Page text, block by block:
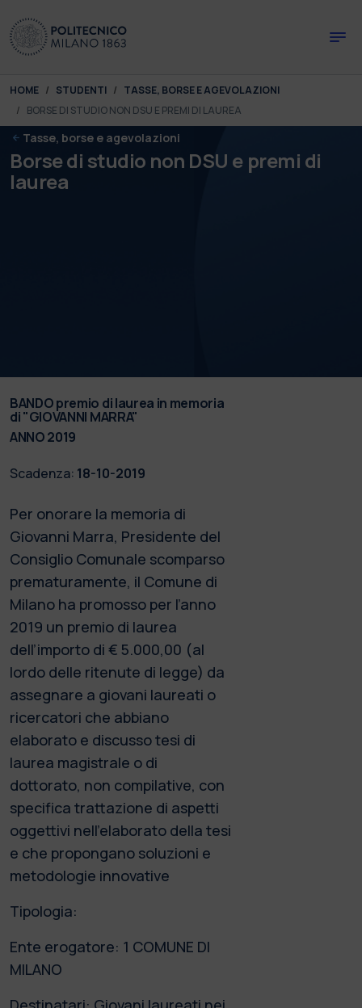
You are here:
HOME STUDENTI
TASSE, BORSE E AGEVOLAZIONI
BORSE DI STUDIO NON DSU E PREMI DI LAUREA
Tasse, borse e agevolazioni
Borse di studio non DSU e premi di
laurea
BANDO premio di laurea in memoria
di "GIOVANNI MARRA"
ANNO 2019
Scadenza: 18-10-2019
Per onorare la memoria di
Giovanni Marra, Presidente del
Consiglio Comunale scomparso
prematuramente, il Comune di
Milano ha promosso per l’anno
2019 un premio di laurea
dell’importo di € 5.000,00 (al
lordo delle ritenute di legge) da
assegnare a giovani laureati o
ricercatori che abbiano
elaborato e discusso tesi di
laurea magistrale o di
dottorato, non compilative, con
specifica trattazione di aspetti
oggettivi nell’elaborato della tesi
e che propongano soluzioni e
metodologie innovative
Tipologia:
Ente erogatore: 1 COMUNE DI
MILANO